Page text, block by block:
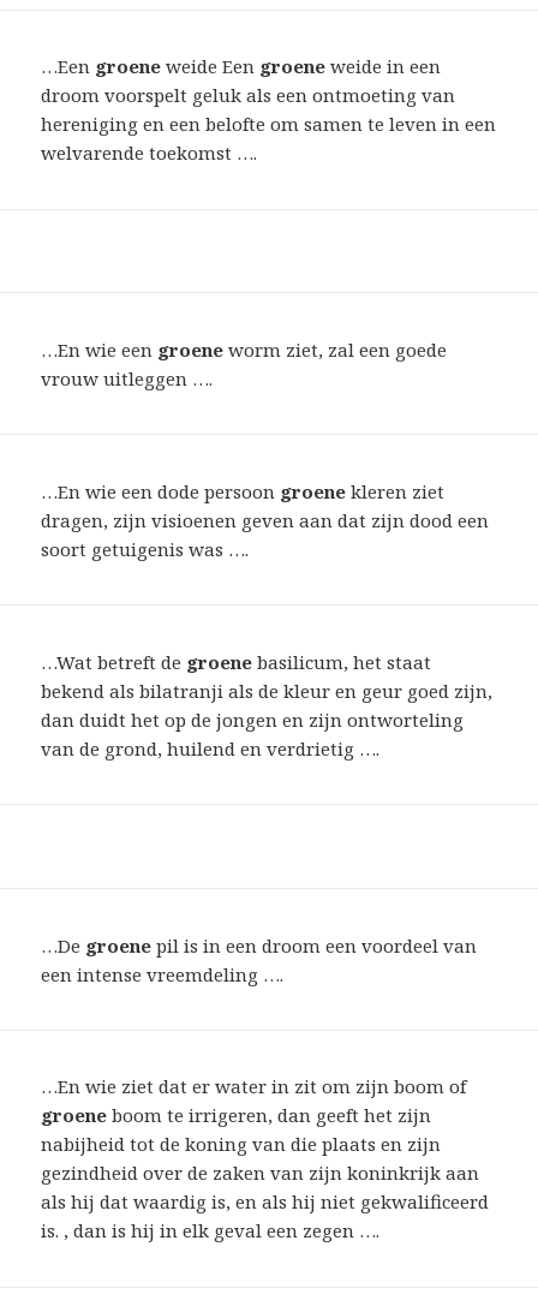
…Een groene weide Een groene weide in een
droom voorspelt geluk als een ontmoeting van
hereniging en een belofte om samen te leven in een
welvarende toekomst ….
…En wie een groene worm ziet, zal een goede
vrouw uitleggen ….
…En wie een dode persoon groene kleren ziet
dragen, zijn visioenen geven aan dat zijn dood een
soort getuigenis was ….
…Wat betreft de groene basilicum, het staat
bekend als bilatranji als de kleur en geur goed zijn,
dan duidt het op de jongen en zijn ontworteling
van de grond, huilend en verdrietig ….
…De groene pil is in een droom een ​​voordeel van
een intense vreemdeling ….
…En wie ziet dat er water in zit om zijn boom of
groene boom te irrigeren, dan geeft het zijn
nabijheid tot de koning van die plaats en zijn
gezindheid over de zaken van zijn koninkrijk aan
als hij dat waardig is, en als hij niet gekwalificeerd
is. , dan is hij in elk geval een zegen ….